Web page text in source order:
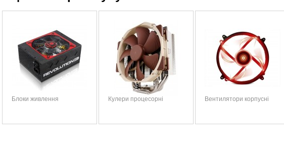
Блоки живлення Кулери процесорні Вентилятори корпусні